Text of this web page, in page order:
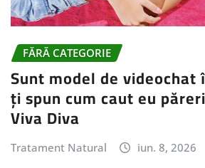
FĂRĂ CATEGORIE
Sunt model de videochat
ți spun cum caut eu
Viva Diva
Tratament Natural iun. 8, 2026